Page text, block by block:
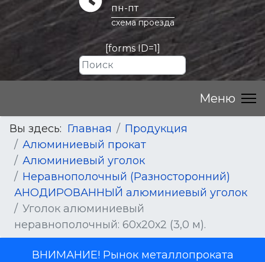
пн-пт
схема проезда
[forms ID=1]
Вы здесь: Главная
Продукция
Алюминиевый прокат
Алюминиевый уголок
Неравнополочный (Разносторонний)
АНОДИРОВАННЫЙ алюминиевый уголок
Уголок алюминиевый
неравнополочный: 60х20х2 (3,0 м).
ВНИМАНИЕ! Рынок металлопроката